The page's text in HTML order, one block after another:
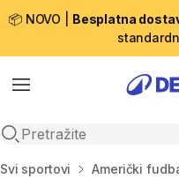
📦 NOVO | Besplatna
Menu
Open search
Početna stranica
Svi sportovi Američki